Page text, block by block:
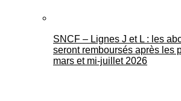
SNCF – Lignes J et L : les
seront remboursés après les
mars et mi-juillet 2026